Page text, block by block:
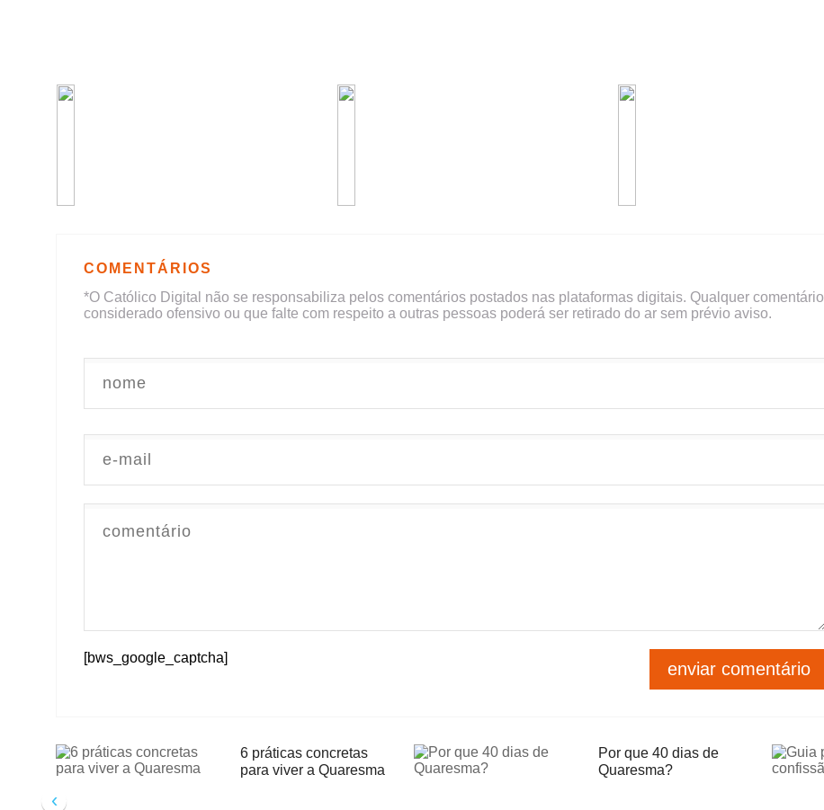
COMENTÁRIOS
*O Católico Digital não se responsabiliza pelos comentários postados nas plataformas digitais. Qualquer comentário
considerado ofensivo ou que falte com respeito a outras pessoas poderá ser retirado do ar sem prévio aviso.
[bws_google_captcha]
6 práticas concretas
para viver a Quaresma
Por que 40 dias de
Quaresma?
‹